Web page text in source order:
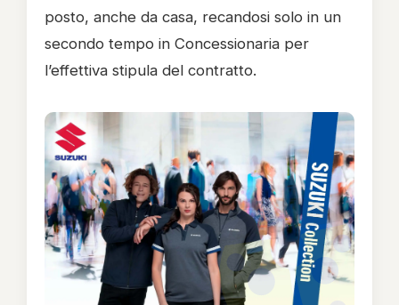
posto, anche da casa, recandosi solo in un
secondo tempo in Concessionaria per
l’effettiva stipula del contratto.